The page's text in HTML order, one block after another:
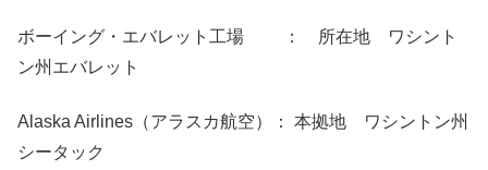
ボーイング・エバレット工場 ： 所在地 ワシント
ン州エバレット
Alaska Airlines（アラスカ航空）： 本拠地 ワシントン州
シータック